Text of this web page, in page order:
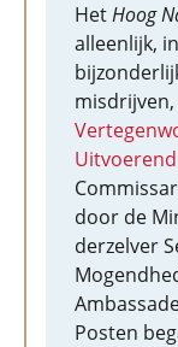
HetHoog
alleenlijk,
door de
derzelver
Posten